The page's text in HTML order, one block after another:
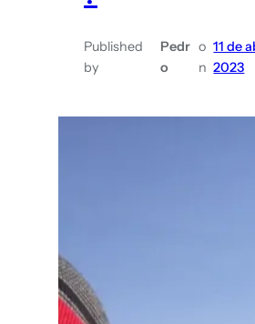
Published
by
Pedr
o
o
n
11 de
2023